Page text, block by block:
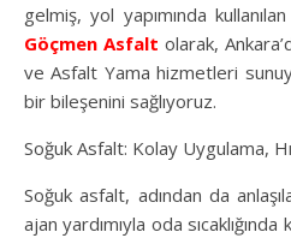
gelmiş, yol yapımında
Göçmen Asfalt olarak,
ve Asfalt Yama hizmetleri
bir bileşenini sağlıyoruz.
Soğuk Asfalt: Kolay Uygulama,
Soğuk asfalt, adından da
ajan yardımıyla oda